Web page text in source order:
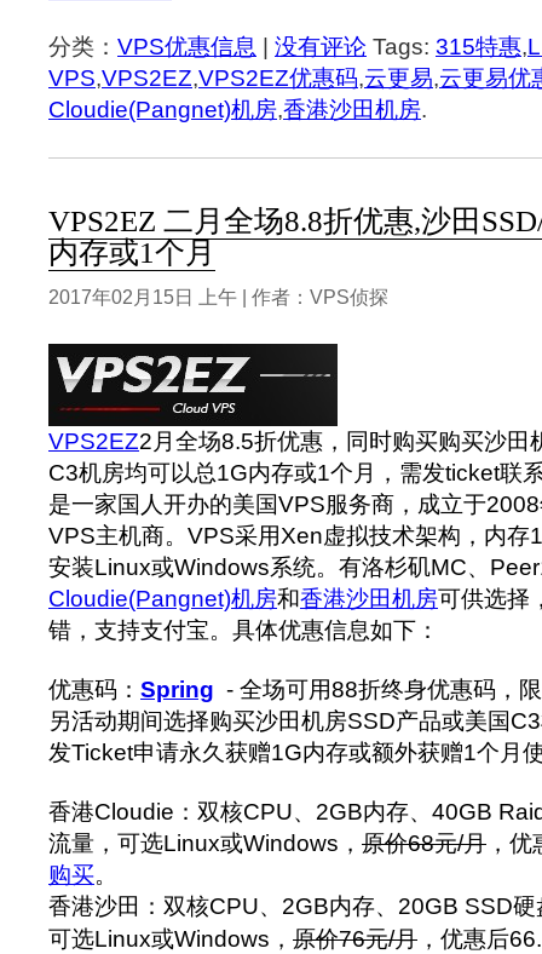
分类： VPS优惠信息 | 没有评论 Tags: 315特惠,
VPS,VPS2EZ,VPS2EZ优惠码,云更易,云更易优
Cloudie(Pangnet)机房,香港沙田机房.
VPS2EZ 二月全场8.8折优惠,沙田
内存或1个月
2017年02月15日 上午 | 作者：VPS侦探
VPS2EZ2月全场8.5折优惠，同时购买购买沙田
C3机房均可以总1G内存或1个月，需发ticket联
是一家国人开办的美国VPS服务商，成立于
VPS主机商。VPS采用Xen虚拟技术架构，内存
安装Linux或Windows系统。有洛杉矶MC、
Cloudie(Pangnet)机房和香港沙田机房可供选择
错，支持支付宝。具体优惠信息如下：
优惠码： Spring - 全场可用88折终身优惠码，
另活动期间选择购买沙田机房SSD产品或美国
发Ticket申请永久获赠1G内存或额外获赠1个月
香港Cloudie：双核CPU、2GB内存、40GB
流量，可选Linux或Windows， 原价68元/月 ，
购买。
香港沙田：双核CPU、2GB内存、20GB SSD
可选Linux或Windows， 原价76元/月 ，优惠后